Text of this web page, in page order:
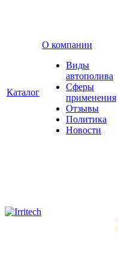
Каталог
О компании
Виды
автополива
Сферы
применения
Отзывы
Политика
Новости